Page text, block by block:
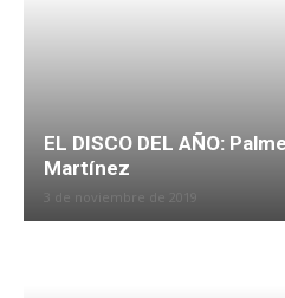
EL DISCO DEL AÑO:
Martínez
3 de noviembre de 2019